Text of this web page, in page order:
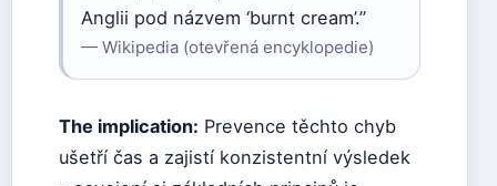
Anglii pod názvem ‘burnt cream’.”
— Wikipedia (otevřená encyklopedie)
The implication: Prevence těchto chyb
ušetří čas a zajistí konzistentní výsledek